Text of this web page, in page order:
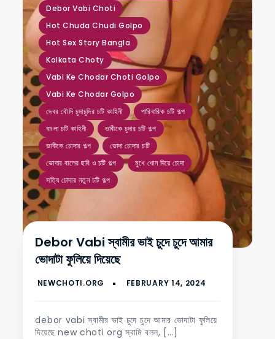
Debor Vabi Choti
Hot Chuda Chudi Golpo
Hot Sex Story Bangla
Kolkata Choty
Vabi Ke Chodar Choti Golpo
Vabi Ke Chodar Golpo
দেবর বৌদি চুদাচুদির চটি কাহিনী পারিবারিক চটি গল্প
বাংলা চটি কাহিনী ভাবীকে চুদার চটি গল্প
ভাবীকে চোদার গল্প ভোদা চোদার চটি
ভোদার বালের ছবি ও চটি গল্প মুখে ধোন দিয়ে চোদা
সত্যি চোদার নতুন চটি গল্প
Debor Vabi স্বামীর ভাই চুদে চুদে আমার
ভোদাটা ফুলিয়ে দিয়েছে
debor vabi স্বামীর ভাই চুদে চুদে আমার ভোদাটা ফুলিয়ে
দিয়েছে new choti org স্বামি বলল, […]